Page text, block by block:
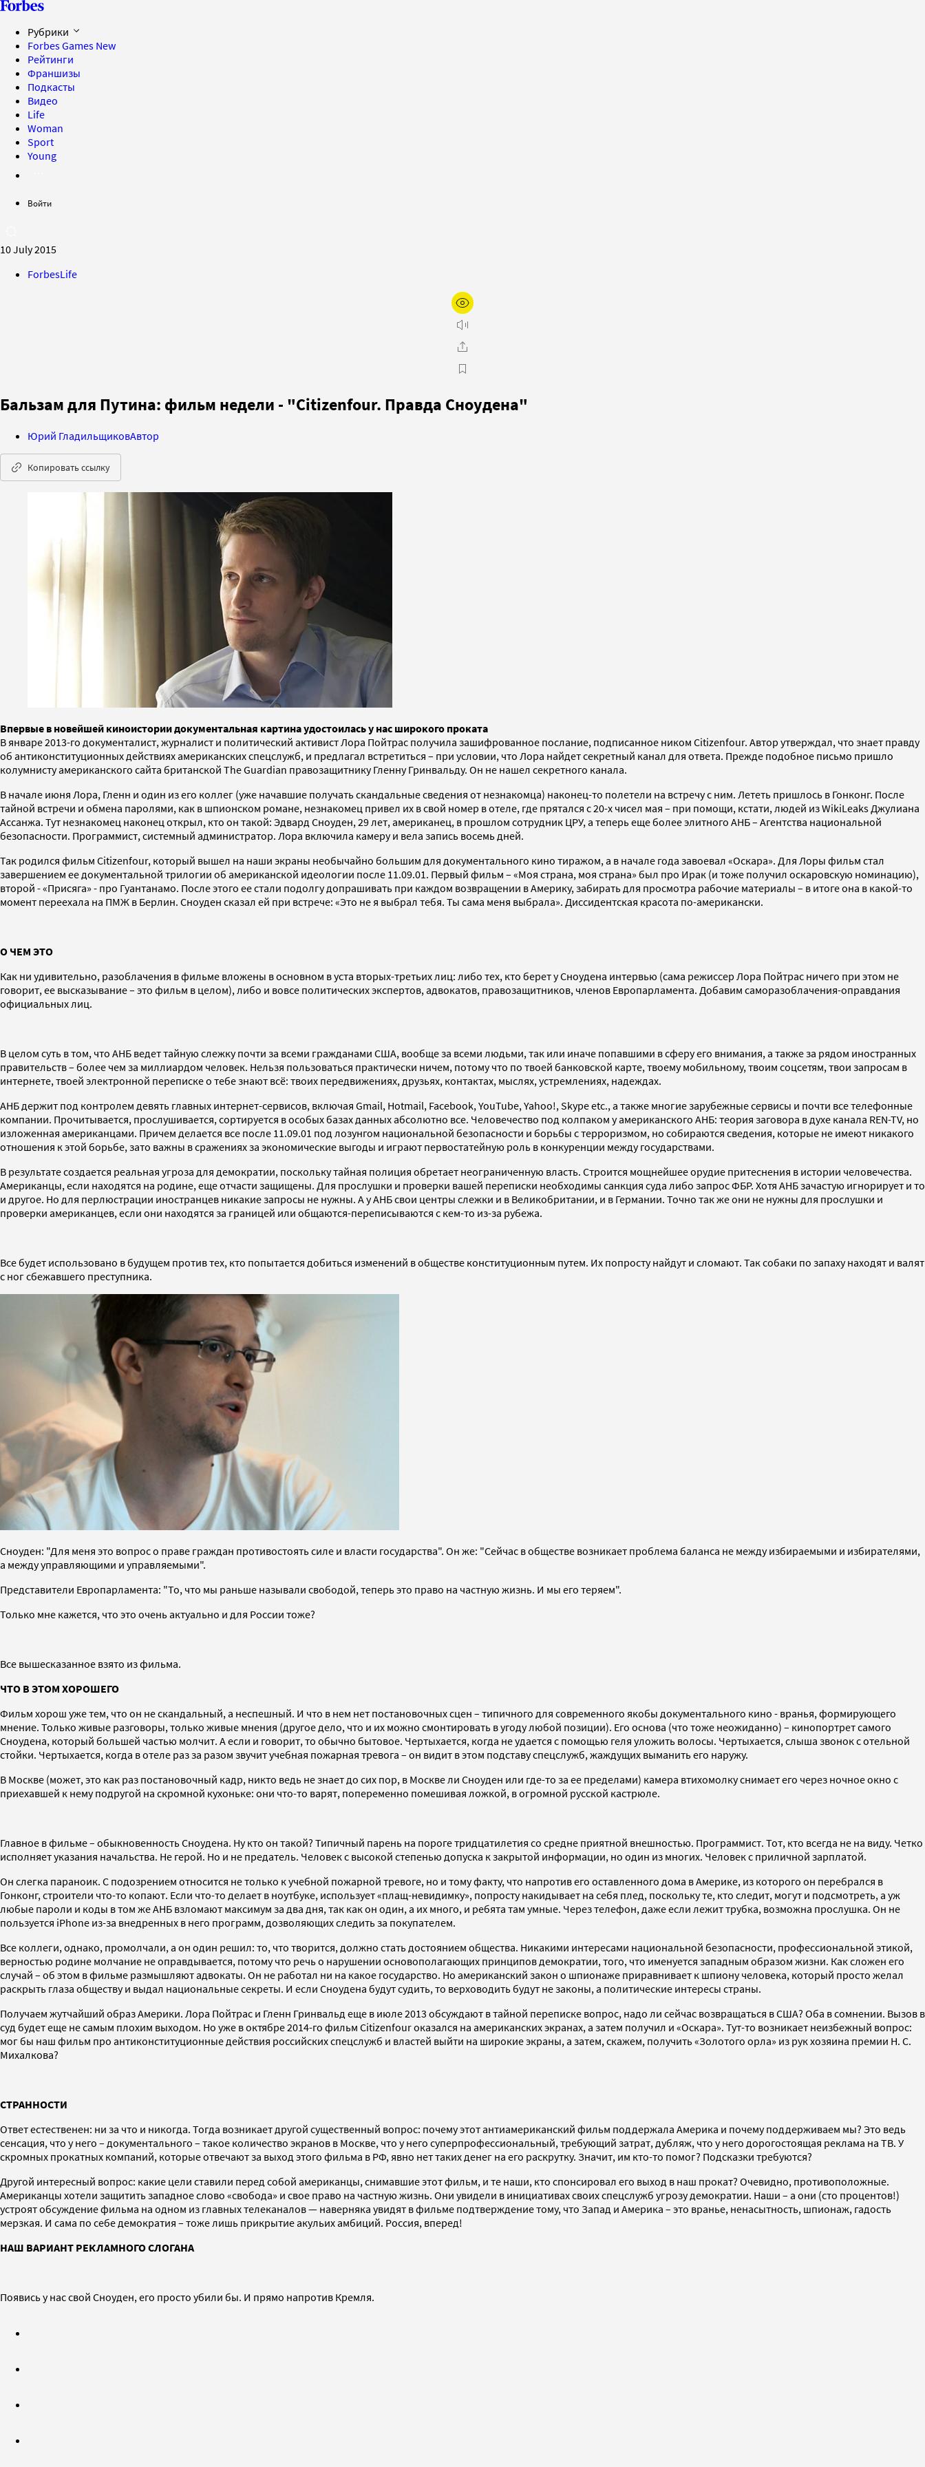
Рубрики
Forbes Games New
Рейтинги
Франшизы
Подкасты
Видео
Life
Woman
Sport
Young
Войти
10 July 2015
ForbesLife
Бальзам для Путина: фильм недели - "Citizenfour. Правда Сноудена"
Юрий ГладильщиковАвтор
Копировать ссылку
Впервые в новейшей киноистории документальная картина удостоилась у нас широкого проката
В январе 2013-го документалист, журналист и политический активист Лора Пойтрас получила зашифрованное послание, подписанное ником Citizenfour. Автор утверждал, что знает правду
об антиконституционных действиях американских спецслужб, и предлагал встретиться – при условии, что Лора найдет секретный канал для ответа. Прежде подобное письмо пришло
колумнисту американского сайта британской The Guardian правозащитнику Гленну Гринвальду. Он не нашел секретного канала.
В начале июня Лора, Гленн и один из его коллег (уже начавшие получать скандальные сведения от незнакомца) наконец-то полетели на встречу с ним. Лететь пришлось в Гонконг. После
тайной встречи и обмена паролями, как в шпионском романе, незнакомец привел их в свой номер в отеле, где прятался с 20-х чисел мая – при помощи, кстати, людей из WikiLeaks Джулиана
Ассанжа. Тут незнакомец наконец открыл, кто он такой: Эдвард Сноуден, 29 лет, американец, в прошлом сотрудник ЦРУ, а теперь еще более элитного АНБ – Агентства национальной
безопасности. Программист, системный администратор. Лора включила камеру и вела запись восемь дней.
Так родился фильм Citizenfour, который вышел на наши экраны необычайно большим для документального кино тиражом, а в начале года завоевал «Оскара». Для Лоры фильм стал
завершением ее документальной трилогии об американской идеологии после 11.09.01. Первый фильм – «Моя страна, моя страна» был про Ирак (и тоже получил оскаровскую номинацию),
второй - «Присяга» - про Гуантанамо. После этого ее стали подолгу допрашивать при каждом возвращении в Америку, забирать для просмотра рабочие материалы – в итоге она в какой-то
момент переехала на ПМЖ в Берлин. Сноуден сказал ей при встрече: «Это не я выбрал тебя. Ты сама меня выбрала». Диссидентская красота по-американски.
О ЧЕМ ЭТО
Как ни удивительно, разоблачения в фильме вложены в основном в уста вторых-третьих лиц: либо тех, кто берет у Сноудена интервью (сама режиссер Лора Пойтрас ничего при этом не
говорит, ее высказывание – это фильм в целом), либо и вовсе политических экспертов, адвокатов, правозащитников, членов Европарламента. Добавим саморазоблачения-оправдания
официальных лиц.
В целом суть в том, что АНБ ведет тайную слежку почти за всеми гражданами США, вообще за всеми людьми, так или иначе попавшими в сферу его внимания, а также за рядом иностранных
правительств – более чем за миллиардом человек. Нельзя пользоваться практически ничем, потому что по твоей банковской карте, твоему мобильному, твоим соцсетям, твои запросам в
интернете, твоей электронной переписке о тебе знают всё: твоих передвижениях, друзьях, контактах, мыслях, устремлениях, надеждах.
АНБ держит под контролем девять главных интернет-сервисов, включая Gmail, Hotmail, Facebook, YouTube, Yahoo!, Skype etc., а также многие зарубежные сервисы и почти все телефонные
компании. Прочитывается, прослушивается, сортируется в особых базах данных абсолютно все. Человечество под колпаком у американского АНБ: теория заговора в духе канала REN-TV, но
изложенная американцами. Причем делается все после 11.09.01 под лозунгом национальной безопасности и борьбы с терроризмом, но собираются сведения, которые не имеют никакого
отношения к этой борьбе, зато важны в сражениях за экономические выгоды и играют первостатейную роль в конкуренции между государствами.
В результате создается реальная угроза для демократии, поскольку тайная полиция обретает неограниченную власть. Строится мощнейшее орудие притеснения в истории человечества.
Американцы, если находятся на родине, еще отчасти защищены. Для прослушки и проверки вашей переписки необходимы санкция суда либо запрос ФБР. Хотя АНБ зачастую игнорирует и то
и другое. Но для перлюстрации иностранцев никакие запросы не нужны. А у АНБ свои центры слежки и в Великобритании, и в Германии. Точно так же они не нужны для прослушки и
проверки американцев, если они находятся за границей или общаются-переписываются с кем-то из-за рубежа.
Все будет использовано в будущем против тех, кто попытается добиться изменений в обществе конституционным путем. Их попросту найдут и сломают. Так собаки по запаху находят и валят
с ног сбежавшего преступника.
Сноуден: "Для меня это вопрос о праве граждан противостоять силе и власти государства". Он же: "Сейчас в обществе возникает проблема баланса не между избираемыми и избирателями,
а между управляющими и управляемыми".
Представители Европарламента: "То, что мы раньше называли свободой, теперь это право на частную жизнь. И мы его теряем".
Только мне кажется, что это очень актуально и для России тоже?
Все вышесказанное взято из фильма.
ЧТО В ЭТОМ ХОРОШЕГО
Фильм хорош уже тем, что он не скандальный, а неспешный. И что в нем нет постановочных сцен – типичного для современного якобы документального кино - вранья, формирующего
мнение. Только живые разговоры, только живые мнения (другое дело, что и их можно смонтировать в угоду любой позиции). Его основа (что тоже неожиданно) – кинопортрет самого
Сноудена, который большей частью молчит. А если и говорит, то обычно бытовое. Чертыхается, когда не удается с помощью геля уложить волосы. Чертыхается, слыша звонок с отельной
стойки. Чертыхается, когда в отеле раз за разом звучит учебная пожарная тревога – он видит в этом подставу спецслужб, жаждущих выманить его наружу.
В Москве (может, это как раз постановочный кадр, никто ведь не знает до сих пор, в Москве ли Сноуден или где-то за ее пределами) камера втихомолку снимает его через ночное окно с
приехавшей к нему подругой на скромной кухоньке: они что-то варят, попеременно помешивая ложкой, в огромной русской кастрюле.
Главное в фильме – обыкновенность Сноудена. Ну кто он такой? Типичный парень на пороге тридцатилетия со средне приятной внешностью. Программист. Тот, кто всегда не на виду. Четко
исполняет указания начальства. Не герой. Но и не предатель. Человек с высокой степенью допуска к закрытой информации, но один из многих. Человек с приличной зарплатой.
Он слегка параноик. С подозрением относится не только к учебной пожарной тревоге, но и тому факту, что напротив его оставленного дома в Америке, из которого он перебрался в
Гонконг, строители что-то копают. Если что-то делает в ноутбуке, использует «плащ-невидимку», попросту накидывает на себя плед, поскольку те, кто следит, могут и подсмотреть, а уж
любые пароли и коды в том же АНБ взломают максимум за два дня, так как он один, а их много, и ребята там умные. Через телефон, даже если лежит трубка, возможна прослушка. Он не
пользуется iPhone из-за внедренных в него программ, дозволяющих следить за покупателем.
Все коллеги, однако, промолчали, а он один решил: то, что творится, должно стать достоянием общества. Никакими интересами национальной безопасности, профессиональной этикой,
верностью родине молчание не оправдывается, потому что речь о нарушении основополагающих принципов демократии, того, что именуется западным образом жизни. Как сложен его
случай – об этом в фильме размышляют адвокаты. Он не работал ни на какое государство. Но американский закон о шпионаже приравнивает к шпиону человека, который просто желал
раскрыть глаза обществу и выдал национальные секреты. И если Сноудена будут судить, то верховодить будут не законы, а политические интересы страны.
Получаем жутчайший образ Америки. Лора Пойтрас и Гленн Гринвальд еще в июле 2013 обсуждают в тайной переписке вопрос, надо ли сейчас возвращаться в США? Оба в сомнении. Вызов в
суд будет еще не самым плохим выходом. Но уже в октябре 2014-го фильм Citizenfour оказался на американских экранах, а затем получил и «Оскара». Тут-то возникает неизбежный вопрос:
мог бы наш фильм про антиконституционные действия российских спецслужб и властей выйти на широкие экраны, а затем, скажем, получить «Золотого орла» из рук хозяина премии Н. С.
Михалкова?
СТРАННОСТИ
Ответ естественен: ни за что и никогда. Тогда возникает другой существенный вопрос: почему этот антиамериканский фильм поддержала Америка и почему поддерживаем мы? Это ведь
сенсация, что у него – документального – такое количество экранов в Москве, что у него суперпрофессиональный, требующий затрат, дубляж, что у него дорогостоящая реклама на ТВ. У
скромных прокатных компаний, которые отвечают за выход этого фильма в РФ, явно нет таких денег на его раскрутку. Значит, им кто-то помог? Подсказки требуются?
Другой интересный вопрос: какие цели ставили перед собой американцы, снимавшие этот фильм, и те наши, кто спонсировал его выход в наш прокат? Очевидно, противоположные.
Американцы хотели защитить западное слово «свобода» и свое право на частную жизнь. Они увидели в инициативах своих спецслужб угрозу демократии. Наши – а они (сто процентов!)
устроят обсуждение фильма на одном из главных телеканалов — наверняка увидят в фильме подтверждение тому, что Запад и Америка – это вранье, ненасытность, шпионаж, гадость
мерзкая. И сама по себе демократия – тоже лишь прикрытие акульих амбиций. Россия, вперед!
НАШ ВАРИАНТ РЕКЛАМНОГО СЛОГАНА
Появись у нас свой Сноуден, его просто убили бы. И прямо напротив Кремля.